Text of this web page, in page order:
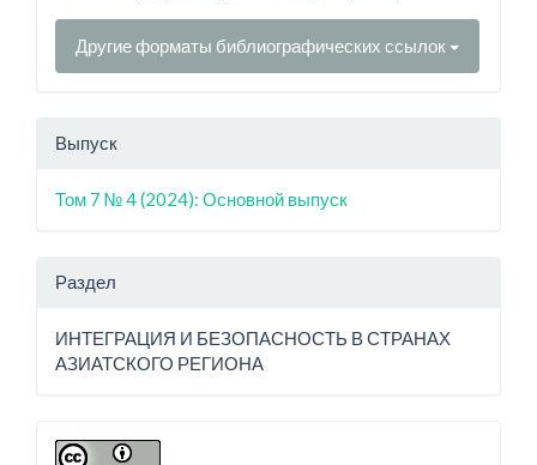
Другие форматы библиографических ссылок
Выпуск
Том 7 № 4 (2024): Основной выпуск
Раздел
ИНТЕГРАЦИЯ И БЕЗОПАСНОСТЬ В СТРАНАХ
АЗИАТСКОГО РЕГИОНА